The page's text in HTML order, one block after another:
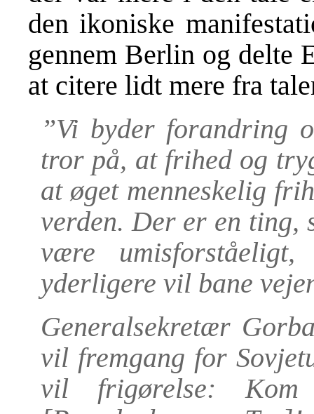
den ikoniske
gennem Berlin og delte
at citere lidt mere fra
”Vi byder forandring
tror på, at frihed og
at øget menneskelig
verden. Der er en ting,
være
yderligere vil bane
Generalsekretær
vil fremgang for
vil frigørelse: